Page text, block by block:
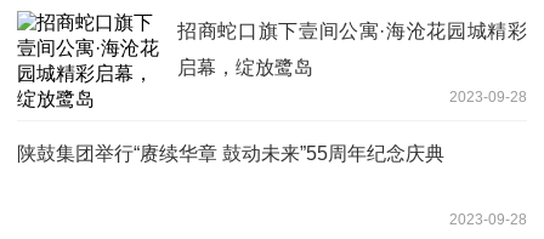
招商蛇口旗下壹间公寓·海沧花园城精彩
启幕，绽放鹭岛
2023-09-28
陕鼓集团举行“赓续华章 鼓动未来”55周年纪念庆典
2023-09-28